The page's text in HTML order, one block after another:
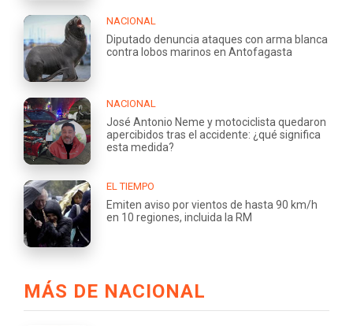
NACIONAL
Diputado denuncia ataques con arma blanca
contra lobos marinos en Antofagasta
NACIONAL
José Antonio Neme y motociclista quedaron
apercibidos tras el accidente: ¿qué significa
esta medida?
EL TIEMPO
Emiten aviso por vientos de hasta 90 km/h
en 10 regiones, incluida la RM
MÁS DE NACIONAL